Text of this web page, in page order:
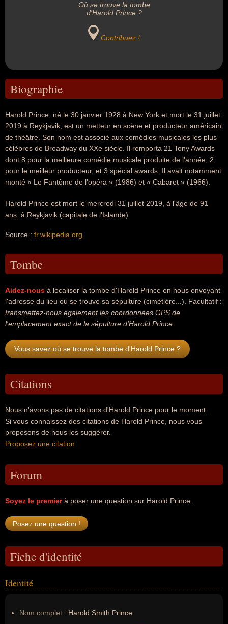
Où se trouve la tombe
d'Harold Prince ?
Contribuez !
Biographie
Harold Prince, né le 30 janvier 1928 à New York et mort le 31 juillet
2019 à Reykjavik, est un metteur en scène et producteur américain
de théâtre. Son nom est associé aux comédies musicales les plus
célèbres de Broadway du XXe siècle. Il remporta 21 Tony Awards
dont 8 pour la meilleure comédie musicale produite de l'année, 2
pour le meilleur producteur, et 3 spécial awards. Il avait notamment
monté « Le Fantôme de l’opéra » (1986) et « Cabaret » (1966).
Harold Prince est mort le mercredi 31 juillet 2019, à l'âge de 91
ans, à Reykjavik (capitale de l'Islande).
Source : fr.wikipedia.org
Tombe
Aidez-nous à localiser la tombe d'Harold Prince en nous envoyant
l'adresse du lieu où se trouve sa sépulture (cimétière...). Facultatif :
transmettez-nous également les coordonnées GPS de
l'emplacement exact de la sépulture d'Harold Prince
Vous savez où se trouve la tombe d'Harold Prince ?
Citations
Nous n'avons pas de citations d'Harold Prince pour le moment...
Si vous connaissez des citations de Harold Prince, nous vous
proposons de nous les suggérer.
Proposez une citation
Forum
Soyez le premierà poser une question sur Harold Prince.
Fiche d'identité
Identité
Nom complet : Harold Smith Prince